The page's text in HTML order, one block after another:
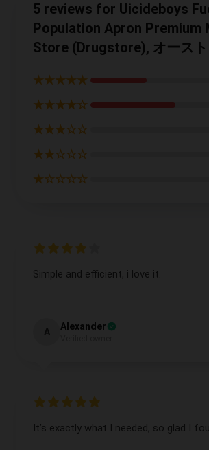
5 reviews for Uicideboys
Population Apron Premium
Store (Drugstore), オース
★★★★★
★★★★☆
★★★☆☆
★★☆☆☆
★☆☆☆☆
Simple and efficient, i love it.
A Alexander
It’s exactly what I needed, so glad I